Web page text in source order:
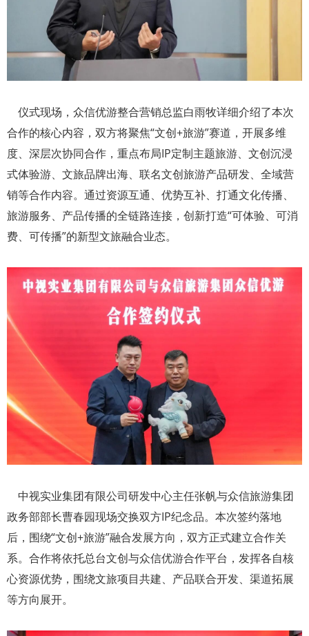
仪式现场，众信优游整合营销总监白雨牧详细介绍了本次
合作的核心内容，双方将聚焦“文创+旅游”赛道，开展多维
度、深层次协同合作，重点布局IP定制主题旅游、文创沉浸
式体验游、文旅品牌出海、联名文创旅游产品研发、全域营
销等合作内容。通过资源互通、优势互补、打通文化传播、
旅游服务、产品传播的全链路连接，创新打造“可体验、可消
费、可传播”的新型文旅融合业态。
中视实业集团有限公司研发中心主任张帆与众信旅游集团
政务部部长曹春园现场交换双方IP纪念品。本次签约落地
后，围绕“文创+旅游”融合发展方向，双方正式建立合作关
系。合作将依托总台文创与众信优游合作平台，发挥各自核
心资源优势，围绕文旅项目共建、产品联合开发、渠道拓展
等方向展开。